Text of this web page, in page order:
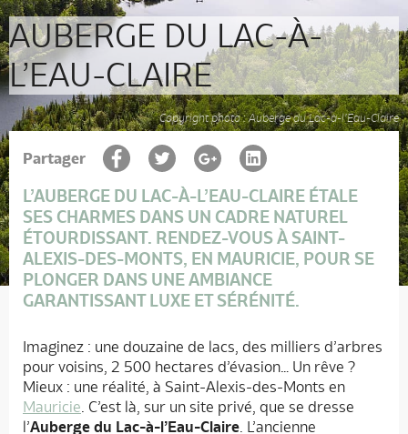
AUBERGE DU LAC-À-
L’EAU-CLAIRE
Copyright photo : Auberge du Lac-à-l’Eau-Claire
Partager
L’AUBERGE DU LAC-À-L’EAU-CLAIRE ÉTALE
SES CHARMES DANS UN CADRE NATUREL
ÉTOURDISSANT. RENDEZ-VOUS À SAINT-
ALEXIS-DES-MONTS, EN MAURICIE, POUR SE
PLONGER DANS UNE AMBIANCE
GARANTISSANT LUXE ET SÉRÉNITÉ.
Imaginez : une douzaine de lacs, des milliers d’arbres
pour voisins, 2 500 hectares d’évasion… Un rêve ?
Mieux : une réalité, à Saint-Alexis-des-Monts en
Mauricie. C’est là, sur un site privé, que se dresse
l’Auberge du Lac-à-l’Eau-Claire. L’ancienne